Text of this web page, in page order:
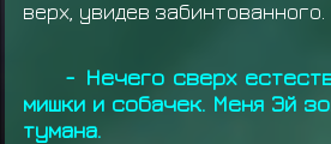
верх, увидев забинтованного.
- Нечего сверх
мишки и собачек. Меня Эй
тумана.